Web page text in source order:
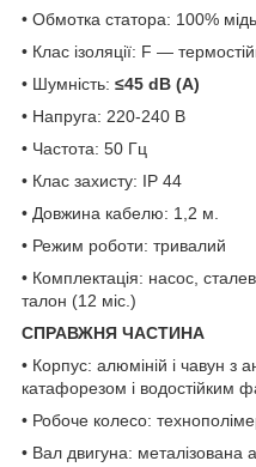
• Обмотка статора: 100% мідь
• Клас ізоляції: F —
• Шумність: ≤45 dB (A)
• Напруга: 220-240 В
• Частота: 50 Гц
• Клас захисту: IP 44
• Довжина кабелю: 1,2 м.
• Режим роботи: тривалий
• Комплектація: насос,
талон (12 міс.)
СПРАВЖНЯ ЧАСТИНА
• Корпус: алюміній і чавун з
катафорезом і водостійким
• Робоче колесо:
• Вал двигуна: